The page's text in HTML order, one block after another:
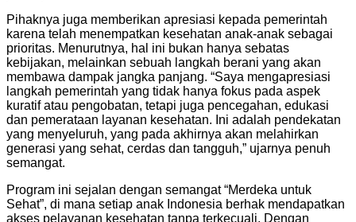
Pihaknya juga memberikan apresiasi kepada pemerintah
karena telah menempatkan kesehatan anak-anak sebagai
prioritas. Menurutnya, hal ini bukan hanya sebatas
kebijakan, melainkan sebuah langkah berani yang akan
membawa dampak jangka panjang. “Saya mengapresiasi
langkah pemerintah yang tidak hanya fokus pada aspek
kuratif atau pengobatan, tetapi juga pencegahan, edukasi
dan pemerataan layanan kesehatan. Ini adalah pendekatan
yang menyeluruh, yang pada akhirnya akan melahirkan
generasi yang sehat, cerdas dan tangguh,” ujarnya penuh
semangat.
Program ini sejalan dengan semangat “Merdeka untuk
Sehat”, di mana setiap anak Indonesia berhak mendapatkan
akses pelayanan kesehatan tanpa terkecuali. Dengan